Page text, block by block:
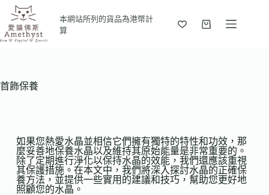
本網站所列的貨品為港幣計
算
首飾保養
如果您熱愛水晶並相信它們擁有獨特的特性和功效，那
麼妥善地保養水晶以及維持其原始能量是非常重要的。
除了定期進行淨化以保持水晶的效能，我們還應該重視
其保護措施。在本文中，我們將深入探討水晶的正確保
養方法，並提供一些實用的建議和技巧，幫助您更好地
照顧您的水晶。